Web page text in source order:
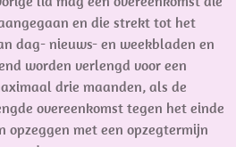
en die strekt tot het
dag- nieuws- en weekbladen en
worden verlengd voor een
drie maanden, als de
overeenkomst tegen het einde
opzeggen met een opzegtermijn